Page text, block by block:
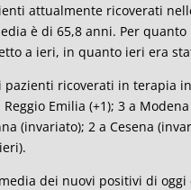
attualmente ricoverati
è di 65,8 anni. Per
a ieri, in quanto ieri era
ricoverati in terapia
Reggio Emilia (+1); 3 a
(invariato); 2 a Cesena
media dei nuovi positivi di